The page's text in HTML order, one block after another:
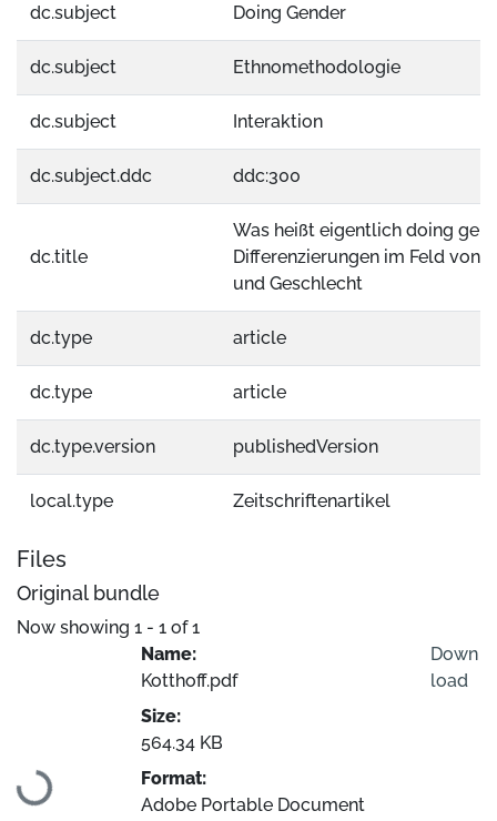
dc.subject Doing Gender
dc.subject Ethnomethodologie
dc.subject Interaktion
dc.subject.ddc ddc:300
dc.title
Was heißt eigentlich doing
Differenzierungen im Feld von
und Geschlecht
dc.type article
dc.type article
dc.type.version publishedVersion
local.type Zeitschriftenartikel
Files
Original bundle
Now showing 1 - 1 of 1
Loading...
Name:
Kotthoff.pdf
Size:
564.34 KB
Format:
Adobe Portable Document
Down
load